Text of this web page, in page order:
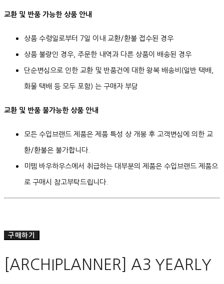
교환 및 반품 가능한 상품 안내
상품 수령일로부터 7일 이내 교환/환불 접수된 경우
상품 불량인 경우, 주문한 내역과 다른 상품이 배송된 경우
단순변심으로 인한 교환 및 반품건에 대한 왕복 배송비(일반 택배,
화물 택배 등 모두 포함) 는 구매자 부담
교환 및 반품 불가능한 상품 안내
모든 수입브랜드 제품은 제품 특성 상 개봉 후 고객변심에 의한 교
환/환불은 불가합니다.
미뗌 바우하우스에서 취급하는 대부분의 제품은 수입브랜드 제품으
로 구매시 참고부탁드립니다.
구매하기
[ARCHIPLANNER] A3 YEARLY